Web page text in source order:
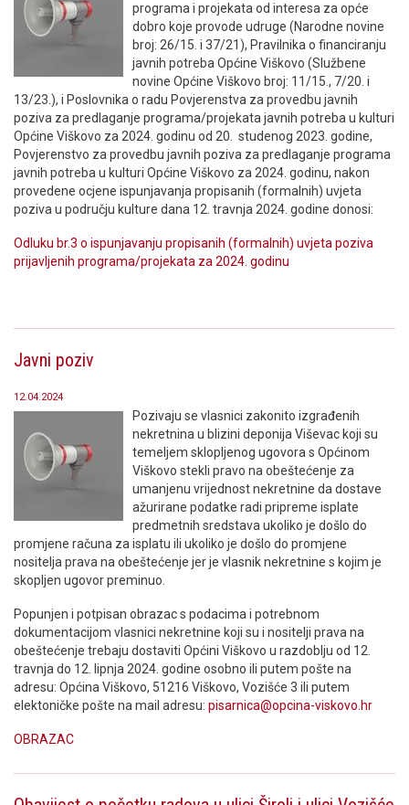
programa i projekata od interesa za opće
dobro koje provode udruge (Narodne novine
broj: 26/15. i 37/21), Pravilnika o financiranju
javnih potreba Općine Viškovo (Službene
novine Općine Viškovo broj: 11/15., 7/20. i
13/23.), i Poslovnika o radu Povjerenstva za provedbu javnih
poziva za predlaganje programa/projekata javnih potreba u kulturi
Općine Viškovo za 2024. godinu od 20. studenog 2023. godine,
Povjerenstvo za provedbu javnih poziva za predlaganje programa
javnih potreba u kulturi Općine Viškovo za 2024. godinu, nakon
provedene ocjene ispunjavanja propisanih (formalnih) uvjeta
poziva u području kulture dana 12. travnja 2024. godine donosi:
Odluku br.3 o ispunjavanju propisanih (formalnih) uvjeta poziva
prijavljenih programa/projekata za 2024. godinu
Javni poziv
12.04.2024
Pozivaju se vlasnici zakonito izgrađenih
nekretnina u blizini deponija Viševac koji su
temeljem sklopljenog ugovora s Općinom
Viškovo stekli pravo na obeštećenje za
umanjenu vrijednost nekretnine da dostave
ažurirane podatke radi pripreme isplate
predmetnih sredstava ukoliko je došlo do
promjene računa za isplatu ili ukoliko je došlo do promjene
nositelja prava na obeštećenje jer je vlasnik nekretnine s kojim je
skopljen ugovor preminuo.
Popunjen i potpisan obrazac s podacima i potrebnom
dokumentacijom vlasnici nekretnine koji su i nositelji prava na
obeštećenje trebaju dostaviti Općini Viškovo u razdoblju od 12.
travnja do 12. lipnja 2024. godine osobno ili putem pošte na
adresu: Općina Viškovo, 51216 Viškovo, Vozišće 3 ili putem
elektoničke pošte na mail adresu: pisarnica@opcina-viskovo.hr
OBRAZAC